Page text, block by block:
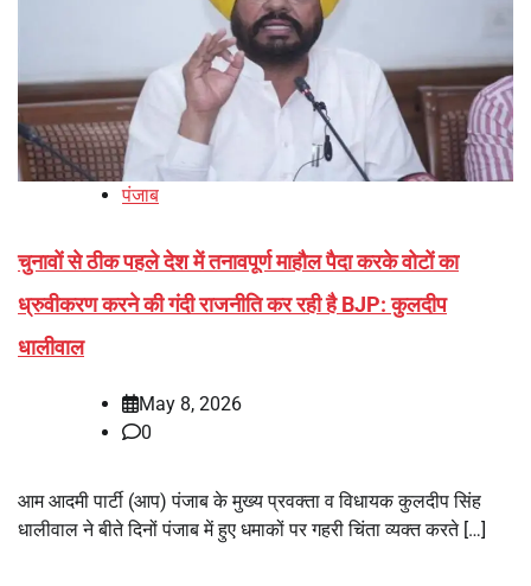
पंजाब
चुनावों से ठीक पहले देश में तनावपूर्ण माहौल पैदा करके वोटों का
ध्रुवीकरण करने की गंदी राजनीति कर रही है BJP: कुलदीप
धालीवाल
May 8, 2026
0
आम आदमी पार्टी (आप) पंजाब के मुख्य प्रवक्ता व विधायक कुलदीप सिंह
धालीवाल ने बीते दिनों पंजाब में हुए धमाकों पर गहरी चिंता व्यक्त करते […]